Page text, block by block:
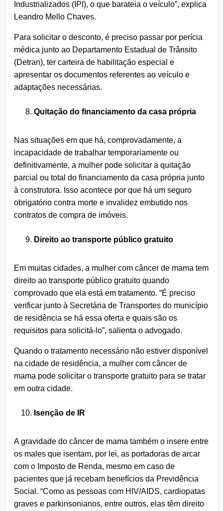
Industrializados (IPI), o que barateia o veículo”, explica
Leandro Mello Chaves.
Para solicitar o desconto, é preciso passar por perícia
médica junto ao Departamento Estadual de Trânsito
(Detran), ter carteira de habilitação especial e
apresentar os documentos referentes ao veículo e
adaptações necessárias.
Quitação do financiamento da casa própria
Nas situações em que há, comprovadamente, a
incapacidade de trabalhar temporariamente ou
definitivamente, a mulher pode solicitar a quitação
parcial ou total do financiamento da casa própria junto
à construtora. Isso acontece por que há um seguro
obrigatório contra morte e invalidez embutido nos
contratos de compra de imóveis.
Direito ao transporte público gratuito
Em muitas cidades, a mulher com câncer de mama tem
direito ao transporte público gratuito quando
comprovado que ela está em tratamento. “É preciso
verificar junto à Secretária de Transportes do município
de residência se há essa oferta e quais são os
requisitos para solicitá-lo”, salienta o advogado.
Quando o tratamento necessário não estiver disponível
na cidade de residência, a mulher com câncer de
mama pode solicitar o transporte gratuito para se tratar
em outra cidade.
Isenção de IR
A gravidade do câncer de mama também o insere entre
os males que isentam, por lei, as portadoras de arcar
com o Imposto de Renda, mesmo em caso de
pacientes que já recebam benefícios da Previdência
Social. “Como as pessoas com HIV/AIDS, cardiopatas
graves e parkinsonianos, entre outros, elas têm direito